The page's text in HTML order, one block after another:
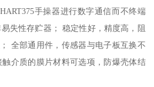
手操器进行数字通信而不终端
失性存贮器； 稳定性好，精度高，阻
全部通用件，传感器与电子板互换不
介质的膜片材料可选项，防爆壳体结